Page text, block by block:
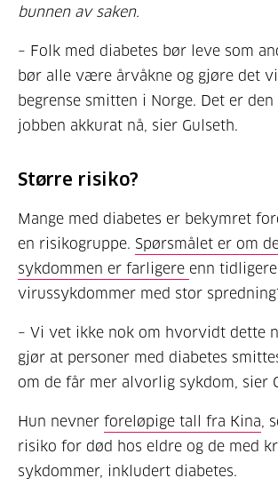
bunnen av saken.
– Folk med diabetes bør leve som
bør alle være årvåkne og gjøre det
begrense smitten i Norge. Det er
jobben akkurat nå, sier Gulseth.
Større risiko?
Mange med diabetes er bekymret
en risikogruppe. Spørsmålet er om
sykdommen er farligere enn tidligere
virussykdommer med stor
– Vi vet ikke nok om hvorvidt dette
gjør at personer med diabetes
om de får mer alvorlig sykdom, sier
Hun nevner foreløpige tall fra Kina ,
risiko for død hos eldre og de med
sykdommer, inkludert diabetes.